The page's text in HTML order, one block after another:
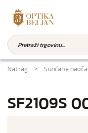
Natrag Sunčane
SF2109S